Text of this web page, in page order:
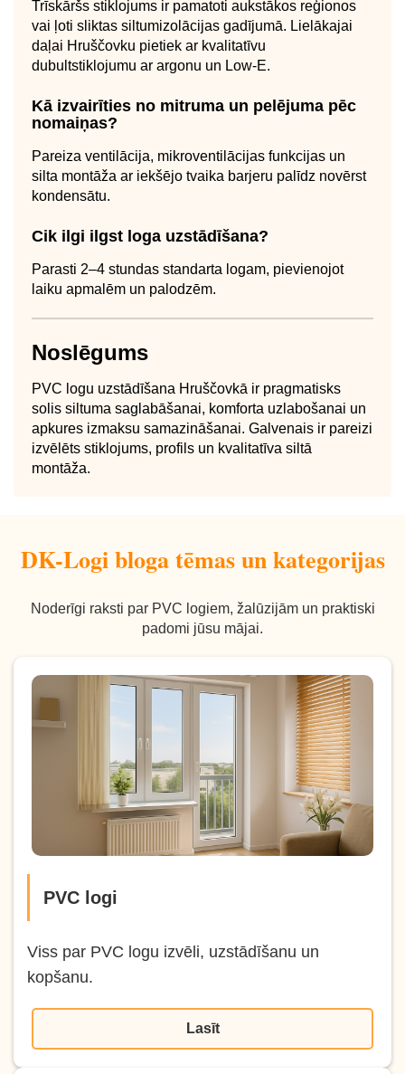
Trīskāršs stiklojums ir pamatoti aukstākos reģionos
vai ļoti sliktas siltumizolācijas gadījumā. Lielākajai
daļai Hruščovku pietiek ar kvalitatīvu
dubultstiklojumu ar argonu un Low-E.
Kā izvairīties no mitruma un pelējuma pēc
nomaiņas?
Pareiza ventilācija, mikroventilācijas funkcijas un
silta montāža ar iekšējo tvaika barjeru palīdz novērst
kondensātu.
Cik ilgi ilgst loga uzstādīšana?
Parasti 2–4 stundas standarta logam, pievienojot
laiku apmalēm un palodzēm.
Noslēgums
PVC logu uzstādīšana Hruščovkā ir pragmatisks
solis siltuma saglabāšanai, komforta uzlabošanai un
apkures izmaksu samazināšanai. Galvenais ir pareizi
izvēlēts stiklojums, profils un kvalitatīva siltā
montāža.
DK-Logi bloga tēmas un kategorijas
Noderīgi raksti par PVC logiem, žalūzijām un praktiski
padomi jūsu mājai.
PVC logi
Viss par PVC logu izvēli, uzstādīšanu un
kopšanu.
Lasīt